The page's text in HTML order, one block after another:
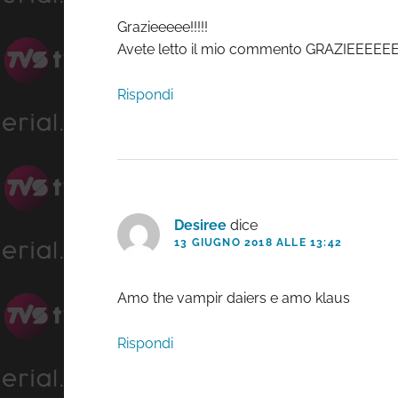
Grazieeeee!!!!!
Avete letto il mio commento
Rispondi
Desiree dice
13 GIUGNO 2018 ALLE 13:42
Amo the vampir daiers e amo klaus
Rispondi